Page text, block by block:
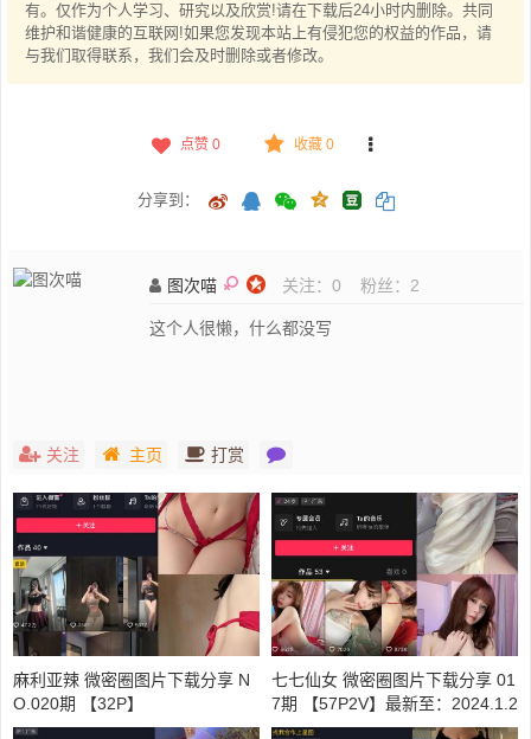
有。仅作为个人学习、研究以及欣赏!请在下载后24小时内删除。共同
维护和谐健康的互联网!如果您发现本站上有侵犯您的权益的作品，请
与我们取得联系，我们会及时删除或者修改。
点赞 0 收藏 0
分享到：
图次喵 关注： 0 粉丝： 2
这个人很懒，什么都没写
关注 主页 打赏
麻利亚辣 微密圈图片下载分享 N
O.020期 【32P】
七七仙女 微密圈图片下载分享 01
7期 【57P2V】最新至：2024.1.2
8